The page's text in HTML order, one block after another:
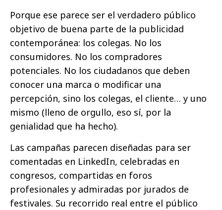
Porque ese parece ser el verdadero público
objetivo de buena parte de la publicidad
contemporánea: los colegas. No los
consumidores. No los compradores
potenciales. No los ciudadanos que deben
conocer una marca o modificar una
percepción, sino los colegas, el cliente… y uno
mismo (lleno de orgullo, eso sí, por la
genialidad que ha hecho).
Las campañas parecen diseñadas para ser
comentadas en LinkedIn, celebradas en
congresos, compartidas en foros
profesionales y admiradas por jurados de
festivales. Su recorrido real entre el público